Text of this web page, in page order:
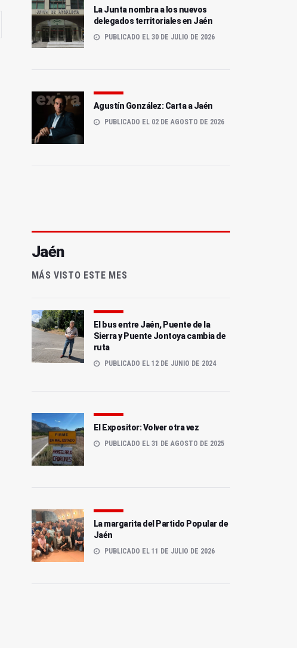
La Junta nombra a los nuevos
delegados territoriales en Jaén
PUBLICADO EL 30 DE JULIO DE 2026
Agustín González: Carta a Jaén
PUBLICADO EL 02 DE AGOSTO DE 2026
Jaén
MÁS VISTO ESTE MES
El bus entre Jaén, Puente de la
Sierra y Puente Jontoya cambia de
ruta
PUBLICADO EL 12 DE JUNIO DE 2024
El Expositor: Volver otra vez
PUBLICADO EL 31 DE AGOSTO DE 2025
La margarita del Partido Popular de
Jaén
PUBLICADO EL 11 DE JULIO DE 2026